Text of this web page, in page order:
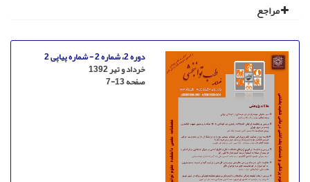
مراجع
دوره 2، شماره 2 - شماره پیاپی 2
خرداد و تیر 1392
صفحه7-13